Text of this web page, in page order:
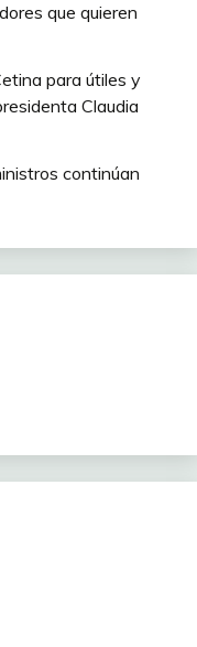
que quieren
para útiles y
Claudia
continúan